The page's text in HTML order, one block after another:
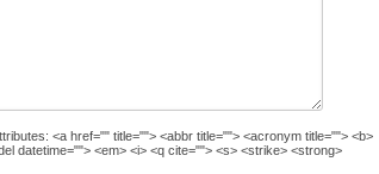
<a href="" title=""> <abbr title=""> <acronym title=""> <b>
datetime=""> <em> <i> <q cite=""> <s> <strike> <strong>